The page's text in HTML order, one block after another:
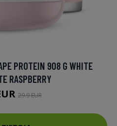
PROTEIN 908 G WHITE
RASPBERRY
29.9 EUR